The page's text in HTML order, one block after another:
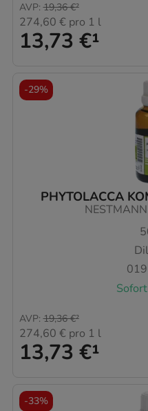
13,73 €¹
AVP: 19,36 €²
274,60 € pro 1 l
PHYTOLACCA
13,73 €¹
AVP: 19,36 €²
274,60 € pro 1 l
-29%
-33%